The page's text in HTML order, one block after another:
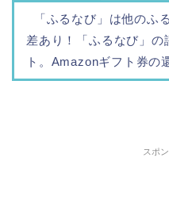
「ふるなび」は他のふ
差あり！「ふるなび」の
ト。Amazonギフト券の
スポ